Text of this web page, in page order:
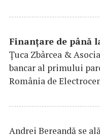
Finanțare de până
Țuca Zbârcea &
bancar al primului
România de
Andrei Bereandă se